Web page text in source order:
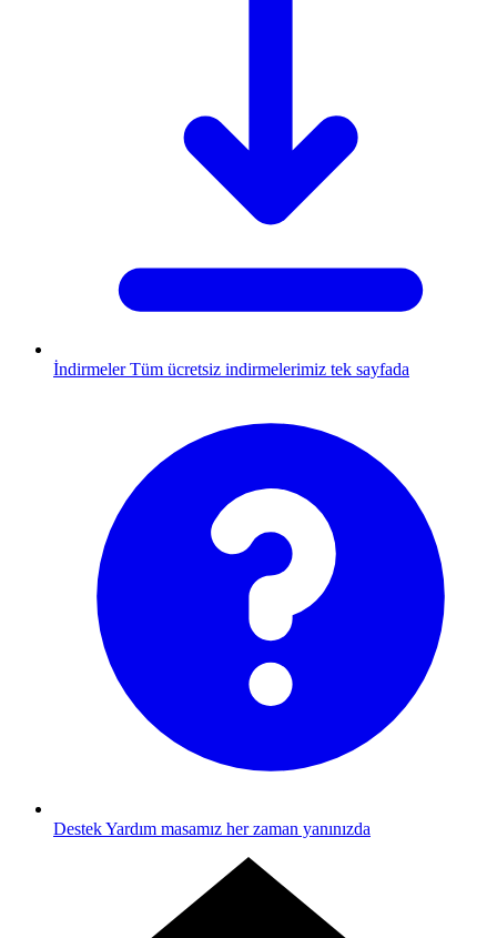
İndirmeler Tüm ücretsiz indirmelerimiz tek sayfada
DestekYardım masamız her zaman yanınızda